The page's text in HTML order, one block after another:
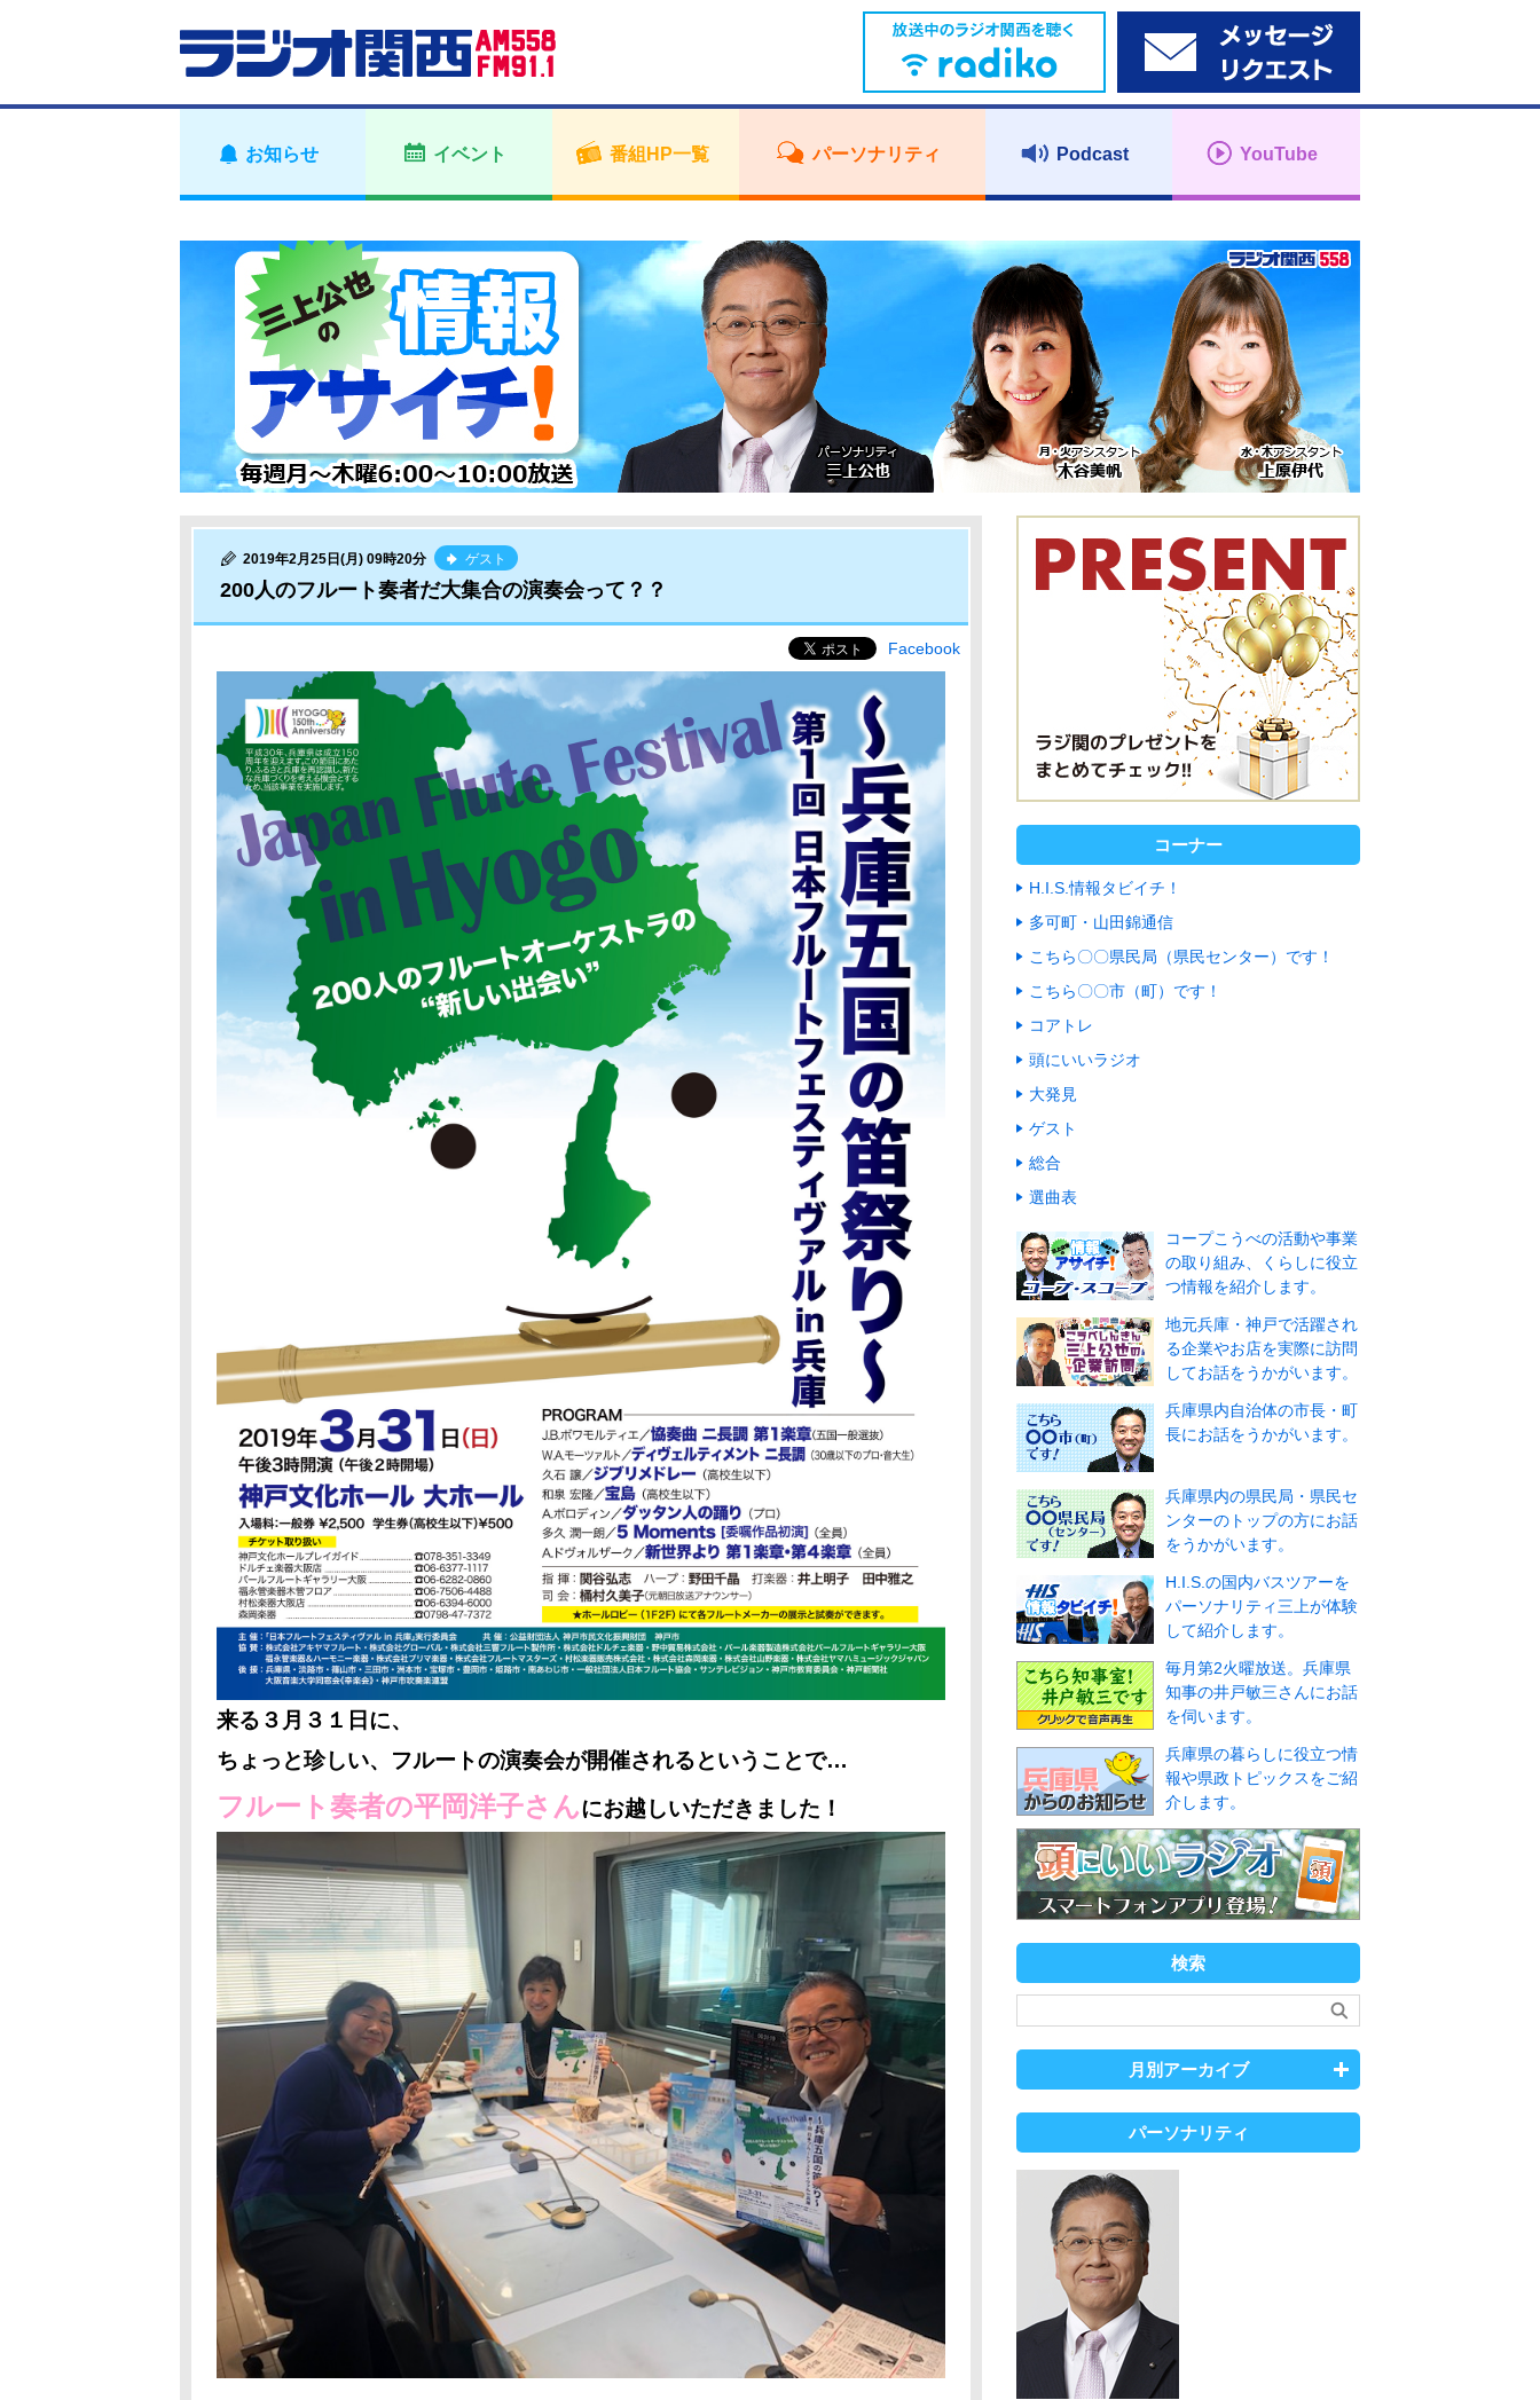
お知らせ イベント 番組HP一覧 パーソナリティ Podcast YouTube
2019年2月25日(月) 09時20分 ゲスト
200人のフルート奏者だ大集合の演奏会って？？
Facebook
来る３月３１日に、
ちょっと珍しい、フルートの演奏会が開催されるということで…
フルート奏者の平岡洋子さんにお越しいただきました！
コーナー
H.I.S.情報タビイチ！
多可町・山田錦通信
こちら〇〇県民局（県民センター）です！
こちら〇〇市（町）です！
コアトレ
頭にいいラジオ
大発見
ゲスト
総合
選曲表
コープこうべの活動や事業
の取り組み、くらしに役立
つ情報を紹介します。
地元兵庫・神戸で活躍され
る企業やお店を実際に訪問
してお話をうかがいます。
兵庫県内自治体の市長・町
長にお話をうかがいます。
兵庫県内の県民局・県民セ
ンターのトップの方にお話
をうかがいます。
H.I.S.の国内バスツアーを
パーソナリティ三上が体験
して紹介します。
毎月第2火曜放送。兵庫県
知事の井戸敏三さんにお話
を伺います。
兵庫県の暮らしに役立つ情
報や県政トピックスをご紹
介します。
検索
月別アーカイブ
パーソナリティ